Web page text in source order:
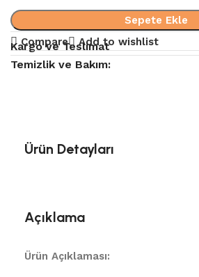
Sepete Ekle
Compare
Add to wishlist
Kargo ve Teslimat
Temizlik ve Bakım:
Ürün Detayları
Açıklama
Ürün Açıklaması: